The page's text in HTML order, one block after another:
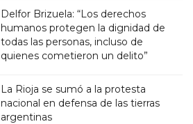
Delfor Brizuela: “Los derechos
humanos protegen la dignidad de
todas las personas, incluso de
quienes cometieron un delito”
La Rioja se sumó a la protesta
nacional en defensa de las tierras
argentinas